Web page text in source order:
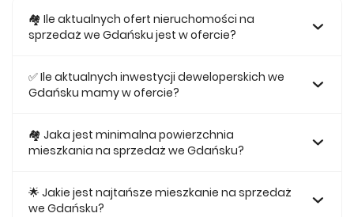
🏘️ Ile aktualnych ofert nieruchomości na
sprzedaż we Gdańsku jest w ofercie?
we Gdańsku.
✅ Ile aktualnych inwestycji deweloperskich we
Gdańsku mamy w ofercie?
deweloperskich we Gdańsku.
🏘 Jaka jest minimalna powierzchnia
mieszkania na sprzedaż we Gdańsku?
Gdańsku jest 25,53.
🌟 Jakie jest najtańsze mieszkanie na sprzedaż
we Gdańsku?